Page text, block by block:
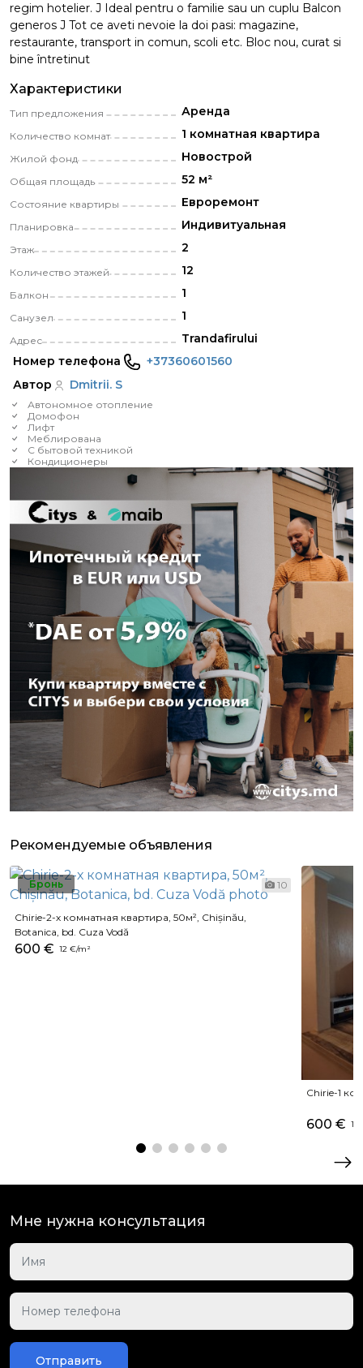
regim hotelier. J Ideal pentru o familie sau un cuplu Balcon
generos J Tot ce aveti nevoie la doi pasi: magazine,
restaurante, transport in comun, scoli etc. Bloc nou, curat si
bine întretinut
Характеристики
Тип предложения Аренда
Количество комнат 1 комнатная квартира
Жилой фонд Новострой
Общая площадь 52 м²
Состояние квартиры Eвроремонт
Планировка Индивитуальная
Этаж 2
Количество этажей 12
Балкон 1
Санузел 1
Адрес
Trandafirului
Номер телефона
+37360601560
Автор
Dmitrii. S
Автономное отопление
Домофон
Лифт
Меблирована
С бытовой техникой
Кондиционеры
Рекомендуемые объявления
10
Бронь
Chirie-2-х комнатная квартира, 50м², Chișinău,
Botanica, bd. Cuza Vodă
600 € 12 €/m²
Chirie-1
600 € 13
Мне нужна консультация
Отправить